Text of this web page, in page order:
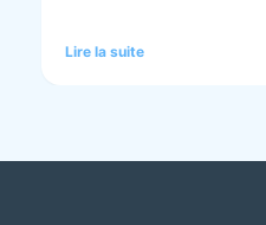
Lire la suite